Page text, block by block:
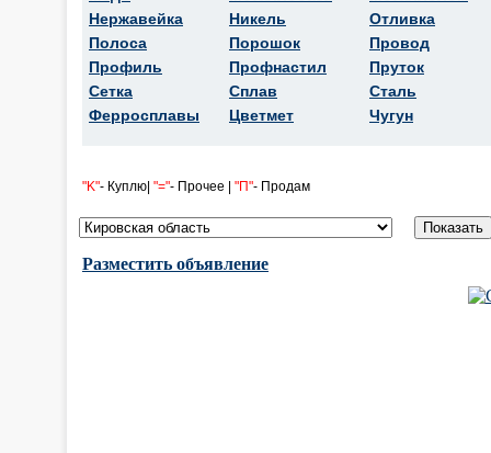
Нержавейка
Полоса
Профиль
Сетка
Ферросплавы
Никель
Порошок
Профнастил
Сплав
Цветмет
Отливка
Провод
Пруток
Сталь
Чугун
"K"- Куплю| "="- Прочее | "П"- Продам
Разместить объявление